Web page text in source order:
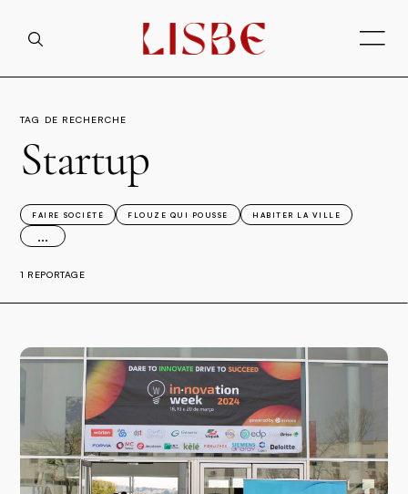
TAG DE RECHERCHE
Startup
1 REPORTAGE
FAIRE SOCIÉTÉ FLOUZE QUI POUSSE HABITER LA VILLE
...